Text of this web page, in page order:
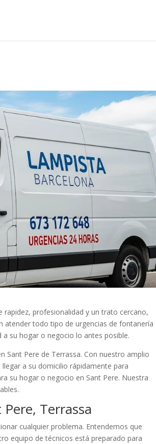
rapidez, profesionalidad y un trato cercano,
atender todo tipo de urgencias de fontanería
su hogar o negocio lo antes posible.
Sant Pere de Terrassa. Con nuestro amplio
a su domicilio rápidamente para
su hogar o negocio en Sant Pere. Nuestra
Terrassa
cualquier problema. Entendemos que
equipo de técnicos está preparado para